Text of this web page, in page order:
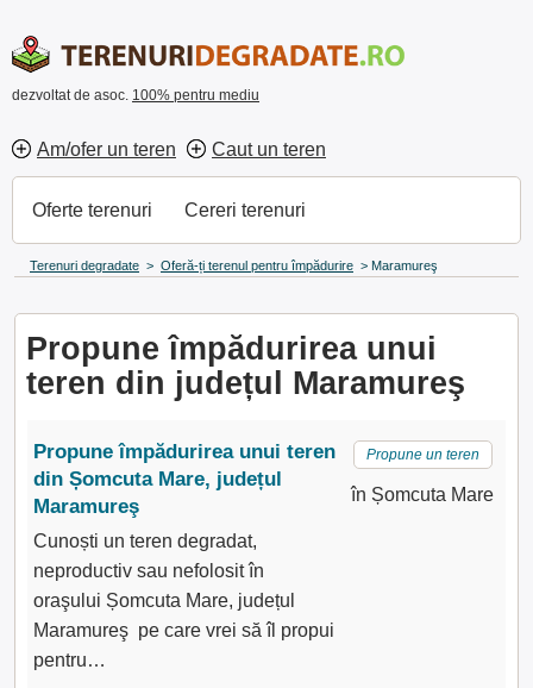
dezvoltat de asoc. 100% pentru mediu
Am/ofer un teren Caut un teren
Oferte terenuri Cereri terenuri
Terenuri degradate > Oferă-ți terenul pentru împădurire > Maramureş
Propune împădurirea unui
teren din județul Maramureş
Propune împădurirea unui teren
din Șomcuta Mare, județul
Maramureş
Cunoști un teren degradat,
neproductiv sau nefolosit în
oraşului Șomcuta Mare, județul
Maramureş pe care vrei să îl propui
pentru…
Propune un teren
în Șomcuta Mare